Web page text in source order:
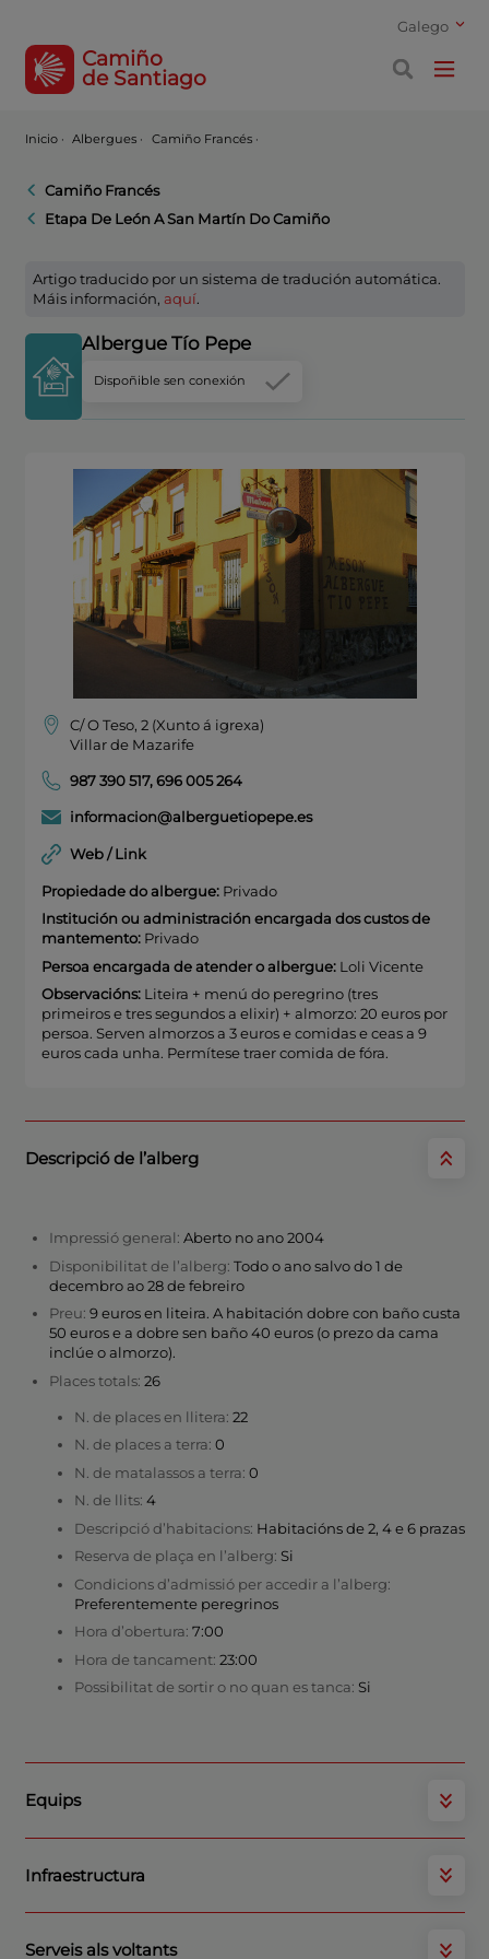
Galego
Camiño
de Santiago
Inicio · Albergues · Camiño Francés ·
Camiño Francés
Etapa De León A San Martín Do Camiño
Artigo traducido por un sistema de tradución automática.
Máis información, aquí.
Albergue Tío Pepe
Dispoñible sen conexión
C/ O Teso, 2 (Xunto á igrexa)
Villar de Mazarife
987 390 517,696 005 264
informacion@alberguetiopepe.es
Web / Link
Propiedade do albergue:Privado
Institución ou administración encargada dos custos de
mantemento:Privado
Persoa encargada de atender o albergue:Loli Vicente
Observacións:Liteira + menú do peregrino (tres
primeiros e tres segundos a elixir) + almorzo: 20 euros por
persoa. Serven almorzos a 3 euros e comidas e ceas a 9
euros cada unha. Permítese traer comida de fóra.
Descripció de l’alberg
Impressió general: Aberto no ano 2004
Disponibilitat de l’alberg: Todo o ano salvo do 1 de
decembro ao 28 de febreiro
Preu: 9 euros en liteira. A habitación dobre con baño custa
50 euros e a dobre sen baño 40 euros (o prezo da cama
inclúe o almorzo).
Places totals: 26
N. de places en llitera: 22
N. de places a terra: 0
N. de matalassos a terra: 0
N. de llits: 4
Descripció d’habitacions: Habitacións de 2, 4 e 6 prazas
Reserva de plaça en l’alberg: Si
Condicions d’admissió per accedir a l’alberg:
Preferentemente peregrinos
Hora d’obertura: 7:00
Hora de tancament: 23:00
Possibilitat de sortir o no quan es tanca: Si
Equips
Infraestructura
Serveis als voltants